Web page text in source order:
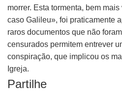
morrer. Esta tormenta, bem
caso Galileu», foi praticamente
raros documentos que não
censurados permitem entrever
conspiração, que implicou os
Igreja.
Partilhe